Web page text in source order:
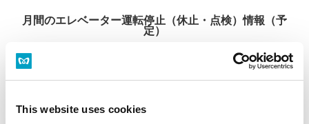
This website uses cookies
月間のエレベーター運転停止（休止・点検）情報（予
定）
2026年8月のエレベーター運転停止（休止・点検）情報（予定）
銀座線 丸ノ内線